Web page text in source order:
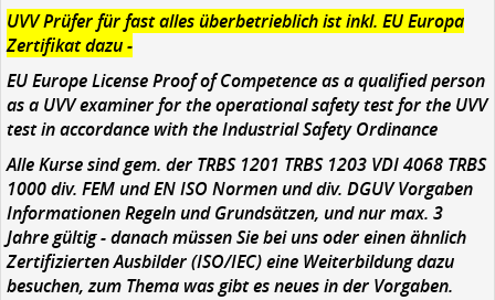
UVV Prüfer für fast alles überbetrieblich ist inkl. EU Europa
Zertifikat dazu -
EU Europe License Proof of Competence as a qualified person
as a UVV examiner for the operational safety test for the UVV
test in accordance with the Industrial Safety Ordinance
Alle Kurse sind gem. der TRBS 1201 TRBS 1203 VDI 4068 TRBS
1000 div. FEM und EN ISO Normen und div. DGUV Vorgaben
Informationen Regeln und Grundsätzen, und nur max. 3
Jahre gültig - danach müssen Sie bei uns oder einen ähnlich
Zertifizierten Ausbilder (ISO/IEC) eine Weiterbildung dazu
besuchen, zum Thema was gibt es neues in der Vorgaben.